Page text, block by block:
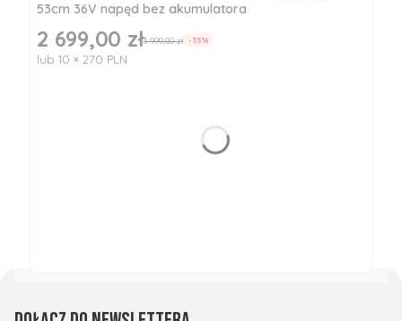
53cm 36V napęd bez akumulatora
Cena promocyjna
2 699,00 zł3 999,00 zł -33%
lub 10 × 270 PLN